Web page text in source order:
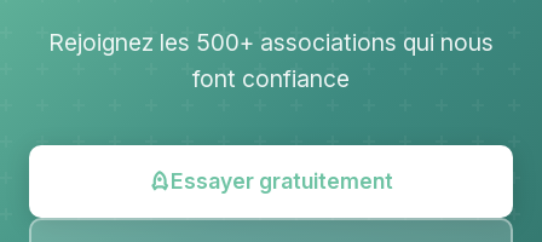
Rejoignez les 500+ associations qui nous
font confiance
Essayer gratuitement